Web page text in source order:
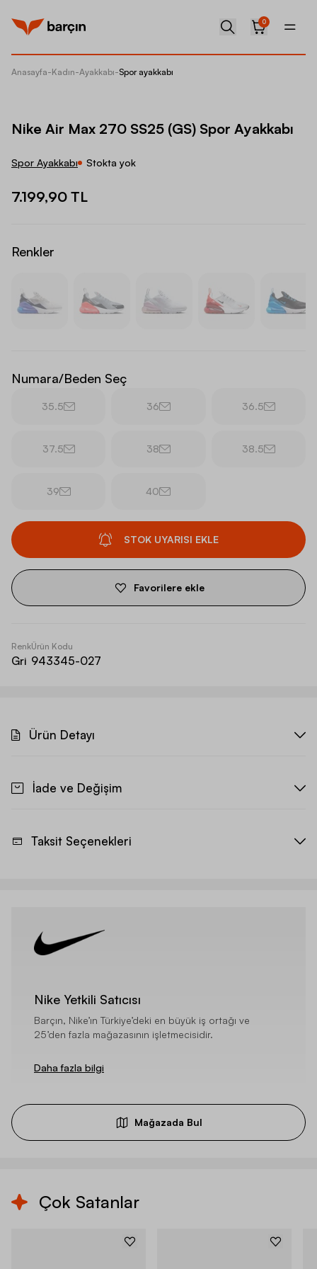
0
Anasayfa-Kadın-Ayakkabı-Spor ayakkabı
Nike Air Max 270 SS25 (GS) Spor Ayakkabı
Spor Ayakkabı Stokta yok
7.199,90 TL
Renkler
Numara/Beden Seç
35.5 36 36.5
37.5 38 38.5
39 40
STOK UYARISI EKLE
Favorilere ekle
Renk
Gri
Ürün Kodu
943345-027
Ürün Detayı
İade ve Değişim
Taksit Seçenekleri
Nike Yetkili Satıcısı
Barçın, Nike’ın Türkiye’deki en büyük iş ortağı ve
25’den fazla mağazasının işletmecisidir.
Daha fazla bilgi
Mağazada Bul
Çok Satanlar